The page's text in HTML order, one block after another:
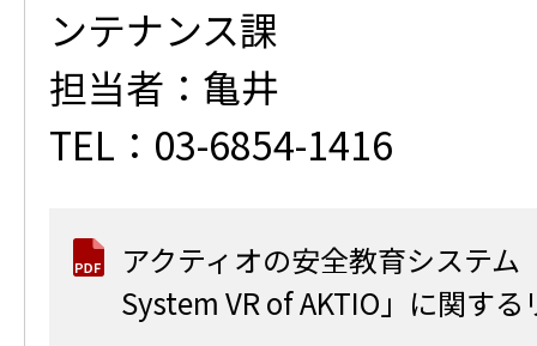
ンテナンス課
担当者：亀井
TEL：03-6854-1416
アクティオの安全教育システ
System VR of AKTIO」に関する